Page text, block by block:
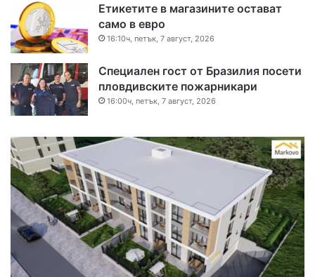
Етикетите в магазините остават
само в евро
16:10ч, петък, 7 август, 2026
Специален гост от Бразилия посети
пловдивските пожарникари
16:00ч, петък, 7 август, 2026